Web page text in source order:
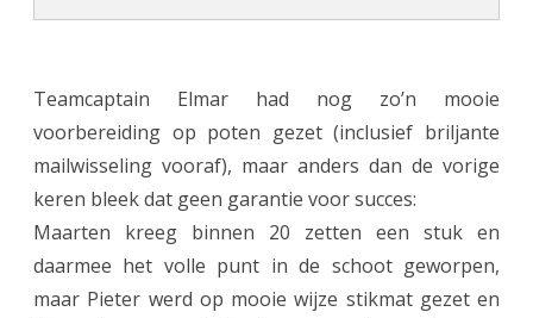
r
t
m
Teamcaptain Elmar had nog zo’n mooie
voorbereiding op poten gezet (inclusief briljante
mailwisseling vooraf), maar anders dan de vorige
keren bleek dat geen garantie voor succes:
Maarten kreeg binnen 20 zetten een stuk en
daarmee het volle punt in de schoot geworpen,
maar Pieter werd op mooie wijze stikmat gezet en